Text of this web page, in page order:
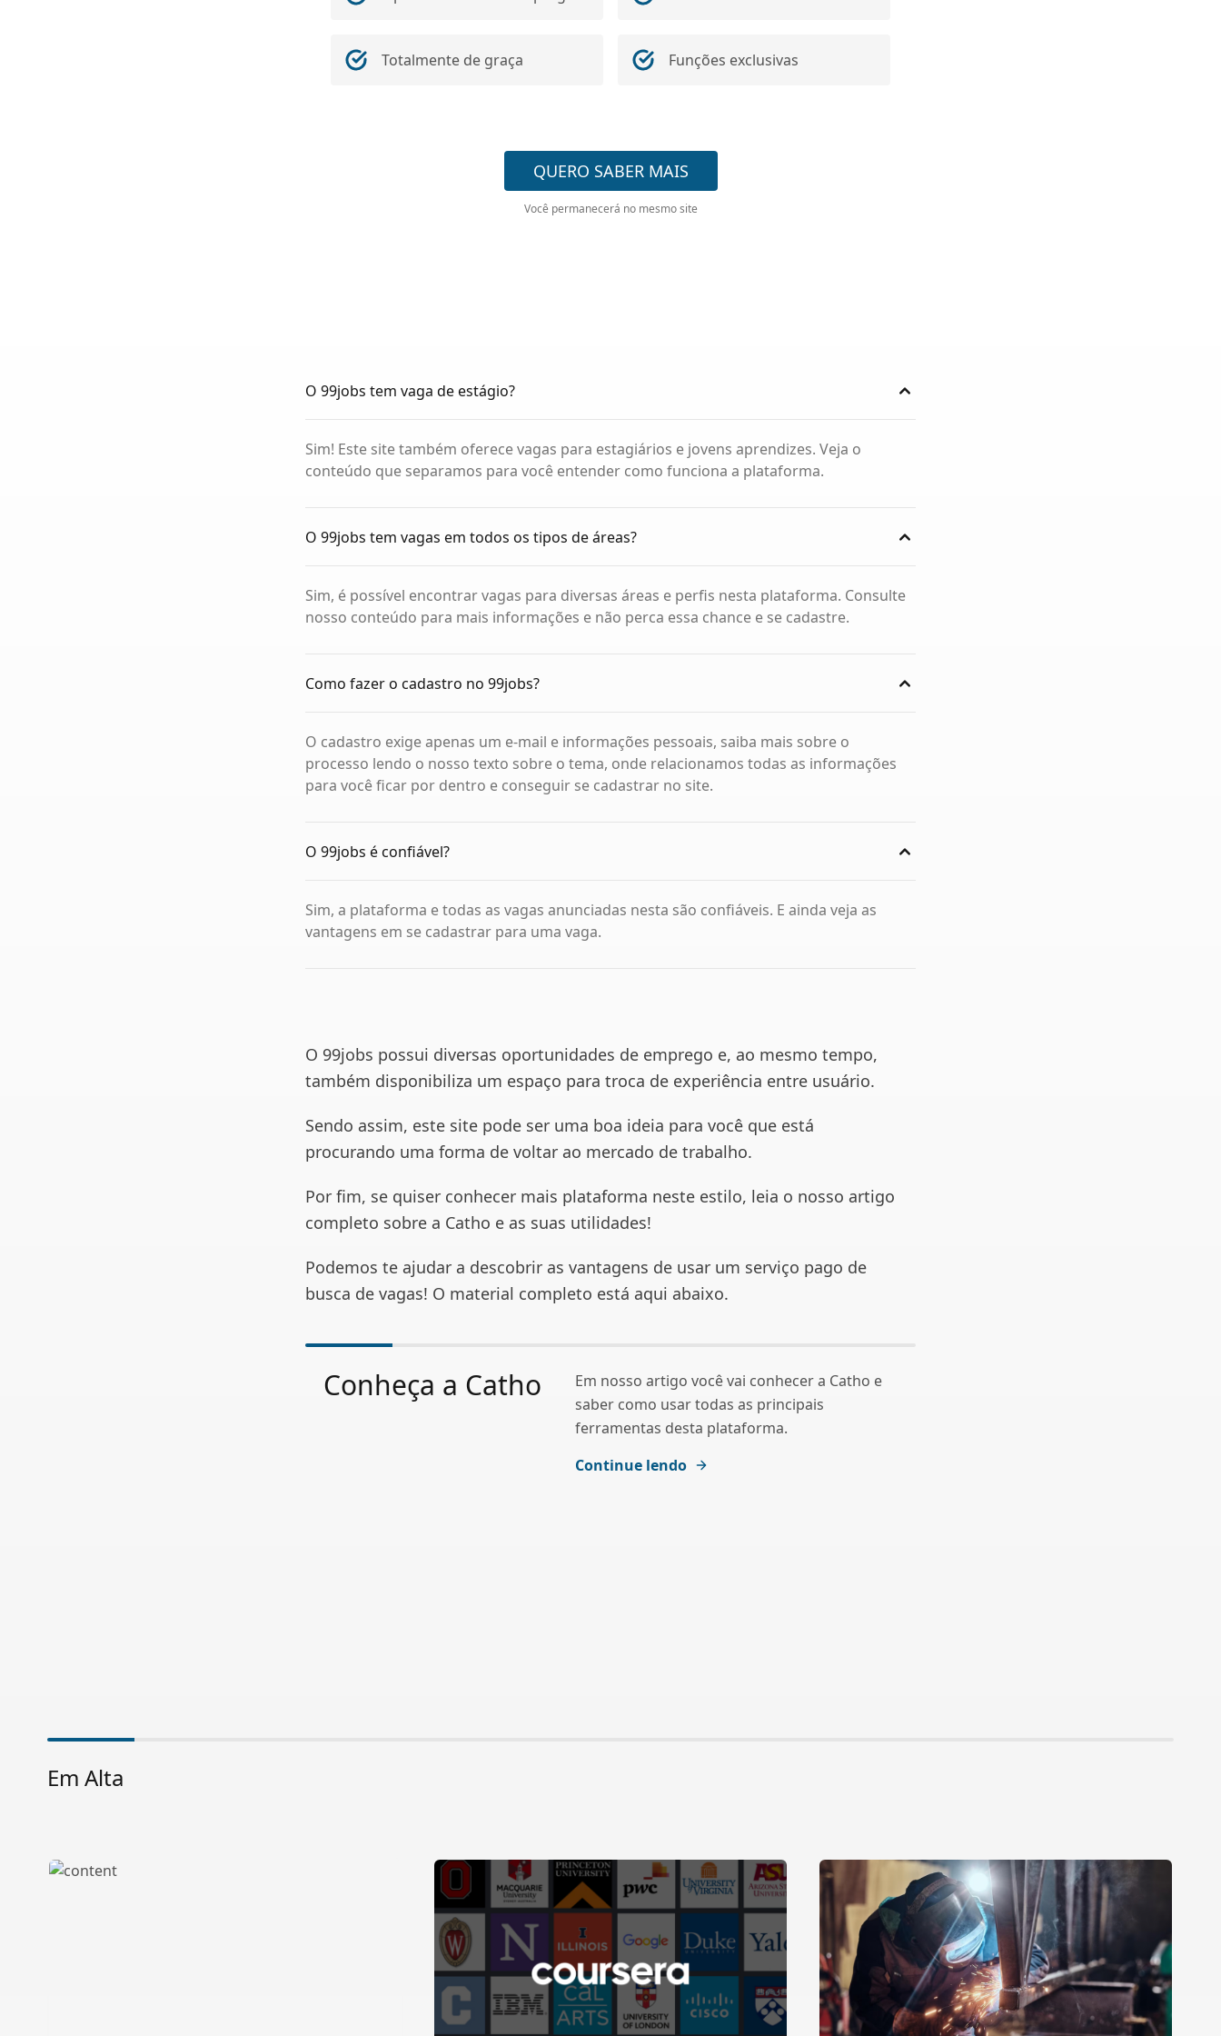
Totalmente de graça Funções exclusivas
QUERO SABER MAIS
Você permanecerá no mesmo site
O 99jobs tem vaga de estágio?
Sim! Este site também oferece vagas para estagiários e jovens aprendizes. Veja o
conteúdo que separamos para você entender como funciona a plataforma.
O 99jobs tem vagas em todos os tipos de áreas?
Sim, é possível encontrar vagas para diversas áreas e perfis nesta plataforma. Consulte
nosso conteúdo para mais informações e não perca essa chance e se cadastre.
Como fazer o cadastro no 99jobs?
O cadastro exige apenas um e-mail e informações pessoais, saiba mais sobre o
processo lendo o nosso texto sobre o tema, onde relacionamos todas as informações
para você ficar por dentro e conseguir se cadastrar no site.
O 99jobs é confiável?
Sim, a plataforma e todas as vagas anunciadas nesta são confiáveis. E ainda veja as
vantagens em se cadastrar para uma vaga.
O 99jobs possui diversas oportunidades de emprego e, ao mesmo tempo,
também disponibiliza um espaço para troca de experiência entre usuário.
Sendo assim, este site pode ser uma boa ideia para você que está
procurando uma forma de voltar ao mercado de trabalho.
Por fim, se quiser conhecer mais plataforma neste estilo, leia o nosso artigo
completo sobre a Catho e as suas utilidades!
Podemos te ajudar a descobrir as vantagens de usar um serviço pago de
busca de vagas! O material completo está aqui abaixo.
Conheça a Catho
Em nosso artigo você vai conhecer a Catho e
saber como usar todas as principais
ferramentas desta plataforma.
Continue lendo
Em Alta